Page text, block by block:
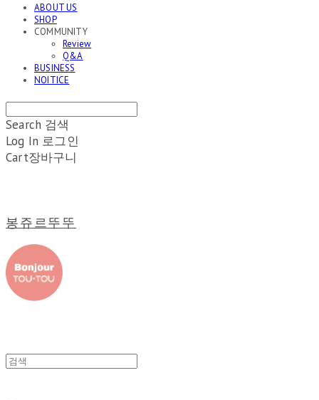
ABOUT US
SHOP
COMMUNITY
Review
Q&A
BUSINESS
NOITICE
Search 검색
Log In 로그인
Cart장바구니
봉쥬르뚜뚜